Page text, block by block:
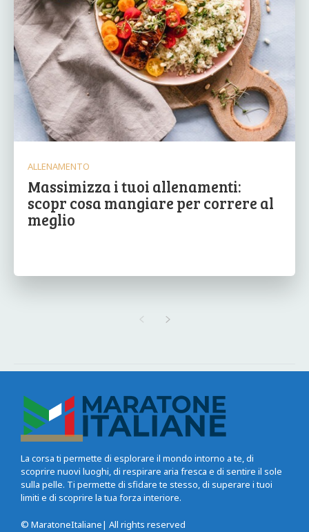
ALLENAMENTO
Massimizza i tuoi allenamenti:
scopr cosa mangiare per correre al
meglio
La corsa ti permette di esplorare il mondo intorno a te, di
scoprire nuovi luoghi, di respirare aria fresca e di sentire il sole
sulla pelle. Ti permette di sfidare te stesso, di superare i tuoi
limiti e di scoprire la tua forza interiore.
© MaratoneItaliane| All rights reserved